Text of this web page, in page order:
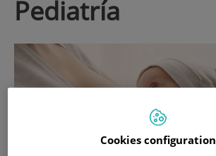
pediatría
Cookies configuration